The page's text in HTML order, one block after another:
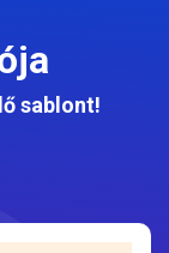
sablont!